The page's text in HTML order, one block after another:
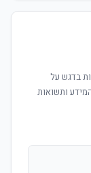
בדגש על
ותשואות